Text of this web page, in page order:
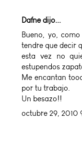
Dafne dijo...
Bueno, yo,
tendre que decir
esta vez no
estupendos
Me encantan
por tu trabajo.
Un besazo!!
octubre 29, 2010